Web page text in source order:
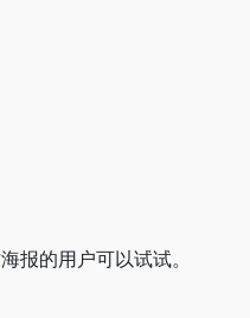
报的用户可以试试。